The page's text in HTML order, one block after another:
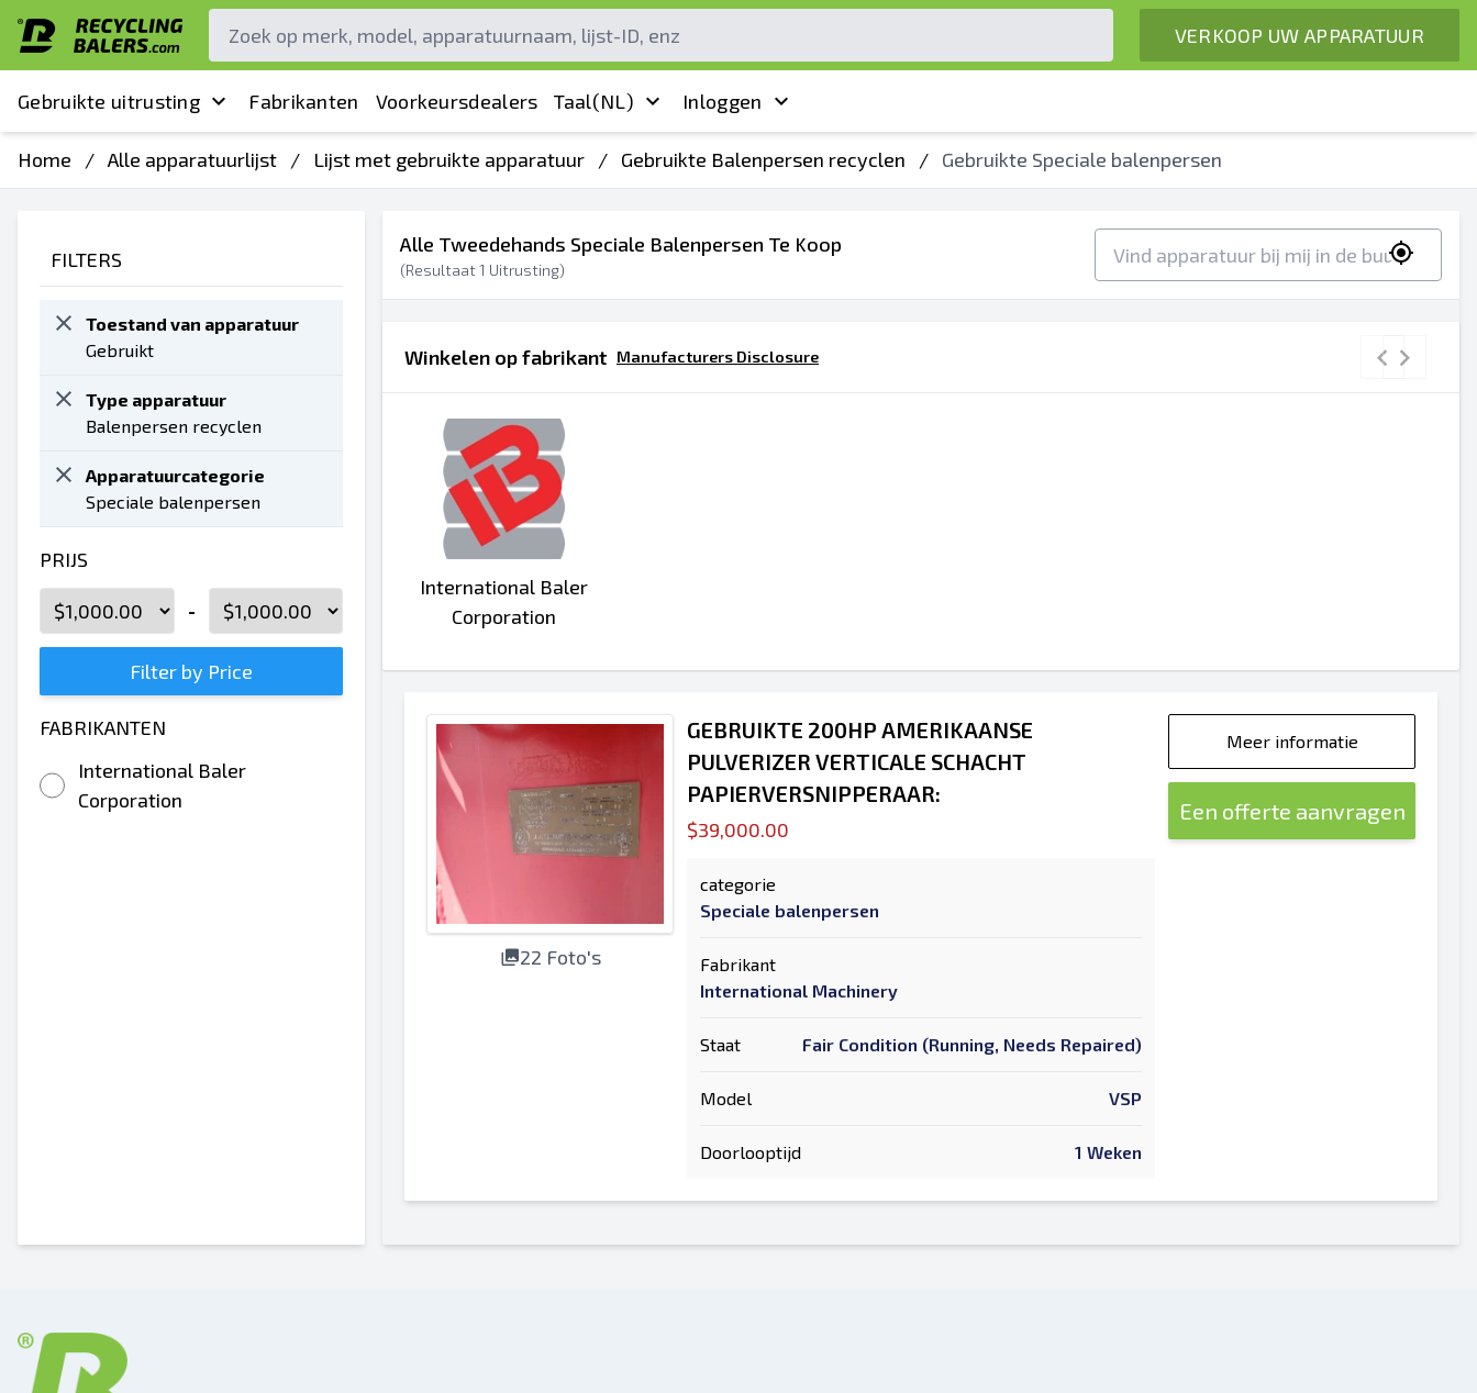
VERKOOP UW APPARATUUR
Gebruikte uitrusting Fabrikanten Voorkeursdealers Taal(NL) Inloggen
Home / Alle apparatuurlijst / Lijst met gebruikte apparatuur / Gebruikte Balenpersen recyclen / Gebruikte Speciale balenpersen
FILTERS
Toestand van apparatuur
Gebruikt
Type apparatuur
Balenpersen recyclen
Apparatuurcategorie
Speciale balenpersen
PRIJS
-
Filter by Price
FABRIKANTEN
International Baler
Corporation
Alle Tweedehands Speciale Balenpersen Te Koop
(Resultaat1 Uitrusting)
Winkelen op fabrikant Manufacturers Disclosure
International Baler
Corporation
22 Foto's
GEBRUIKTE 200HP AMERIKAANSE
PULVERIZER VERTICALE SCHACHT
PAPIERVERSNIPPERAAR:
$39,000.00
categorie
Speciale balenpersen
Fabrikant
International Machinery
Staat Fair Condition (Running, Needs Repaired)
Model VSP
Doorlooptijd 1 Weken
Meer informatie
Een offerte aanvragen